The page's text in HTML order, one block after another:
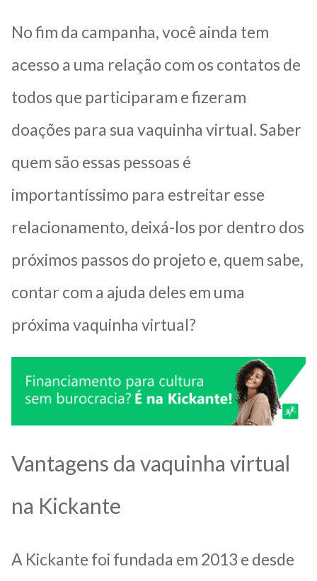
No fim da campanha, você ainda tem
acesso a uma relação com os contatos de
todos que participaram e fizeram
doações para sua vaquinha virtual. Saber
quem são essas pessoas é
importantíssimo para estreitar esse
relacionamento, deixá-los por dentro dos
próximos passos do projeto e, quem sabe,
contar com a ajuda deles em uma
próxima vaquinha virtual?
Vantagens da vaquinha virtual
na Kickante
A Kickante foi fundada em 2013 e desde